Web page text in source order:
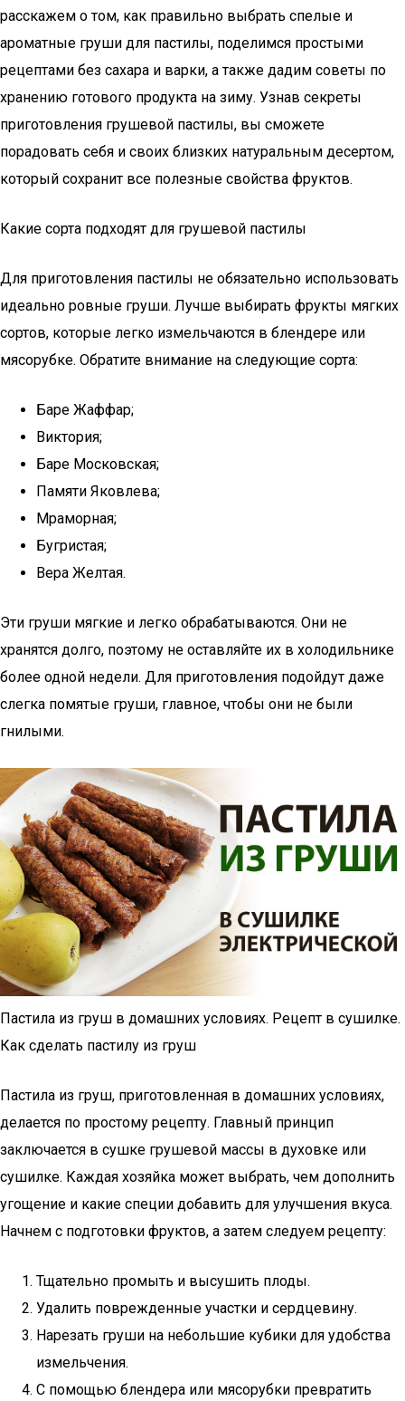
расскажем о том, как правильно выбрать спелые и
ароматные груши для пастилы, поделимся простыми
рецептами без сахара и варки, а также дадим советы по
хранению готового продукта на зиму. Узнав секреты
приготовления грушевой пастилы, вы сможете
порадовать себя и своих близких натуральным десертом,
который сохранит все полезные свойства фруктов.
Какие сорта подходят для грушевой пастилы
Для приготовления пастилы не обязательно использовать
идеально ровные груши. Лучше выбирать фрукты мягких
сортов, которые легко измельчаются в блендере или
мясорубке. Обратите внимание на следующие сорта:
Баре Жаффар;
Виктория;
Баре Московская;
Памяти Яковлева;
Мраморная;
Бугристая;
Вера Желтая.
Эти груши мягкие и легко обрабатываются. Они не
хранятся долго, поэтому не оставляйте их в холодильнике
более одной недели. Для приготовления подойдут даже
слегка помятые груши, главное, чтобы они не были
гнилыми.
Пастила из груш в домашних условиях. Рецепт в сушилке.
Как сделать пастилу из груш
Пастила из груш, приготовленная в домашних условиях,
делается по простому рецепту. Главный принцип
заключается в сушке грушевой массы в духовке или
сушилке. Каждая хозяйка может выбрать, чем дополнить
угощение и какие специи добавить для улучшения вкуса.
Начнем с подготовки фруктов, а затем следуем рецепту:
Тщательно промыть и высушить плоды.
Удалить поврежденные участки и сердцевину.
Нарезать груши на небольшие кубики для удобства
измельчения.
С помощью блендера или мясорубки превратить